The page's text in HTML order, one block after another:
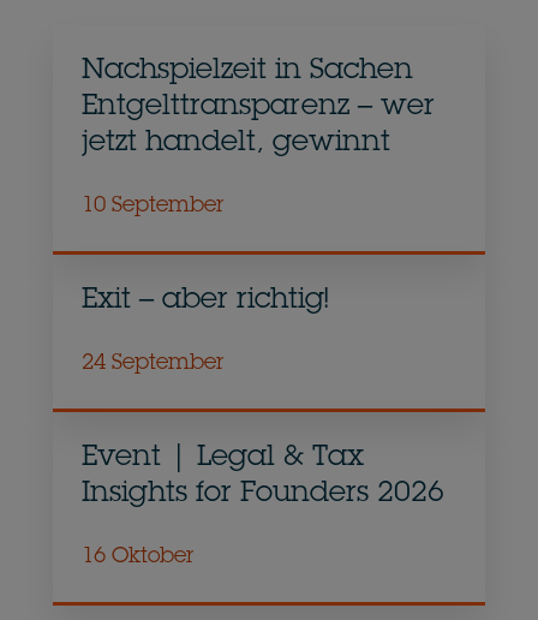
Nachspielzeit in Sachen
Entgelttransparenz – wer
jetzt handelt, gewinnt
10 September
Exit – aber richtig!
24 September
Event | Legal & Tax
Insights for Founders 2026
16 Oktober